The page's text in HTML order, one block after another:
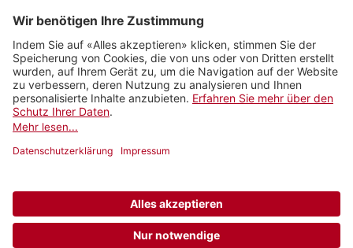
Titus Engel+2
« – ~ minus ~ IX for five string quartets and ensemble»
Masato Kimura
2023 Komposition, Orchester
Basel Sinfonietta+1
more_horiz